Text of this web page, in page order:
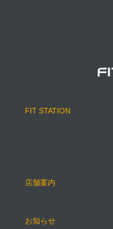
FIT STATION
店舗案内
お知らせ